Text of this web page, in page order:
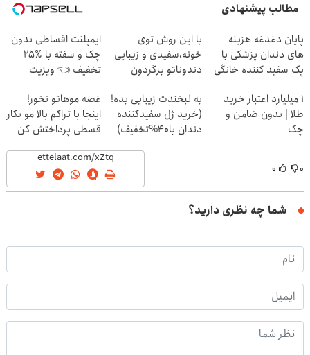
مطالب پیشنهادی
پایان دغدغه هزینه
های دندان پزشکی با
پک سفید کننده خانگی
با این روش توی
خونه،سفیدی و زیبایی
دندوناتو برگردون
ایمپلنت اقساطی بدون
چک و سفته با ٪۲۵
تخفیف 👈 ویزیت
۱ میلیارد اعتبار خرید
طلا | بدون ضامن و
چک
به لبخندت زیبایی بده!
(خرید ژل سفیدکننده
دندان با40%تخفیف)
غصه موهاتو نخور!
اینجا با تراکم بالا مو بکار
قسطی پرداختش کن
۰ ۰
شما چه نظری دارید؟